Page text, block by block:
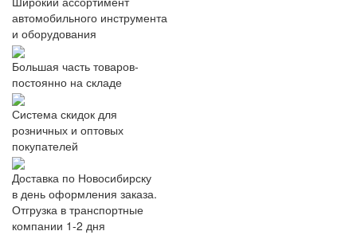
автомобильного инструмента
и оборудования
Большая часть товаров-
постоянно на складе
Система скидок для
розничных и оптовых
покупателей
Доставка по Новосибирску
в день оформления заказа.
Отгрузка в транспортные
компании 1-2 дня